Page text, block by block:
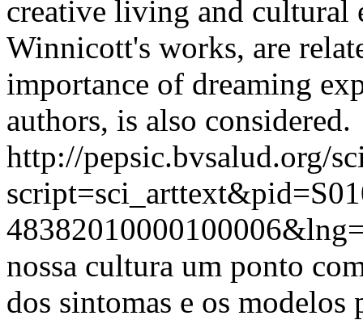
creative living and cultural
Winnicott's works, are
importance of dreaming
authors, is also considered.
http://pepsic.bvsalud.org/
nossa cultura um ponto
dos sintomas e os